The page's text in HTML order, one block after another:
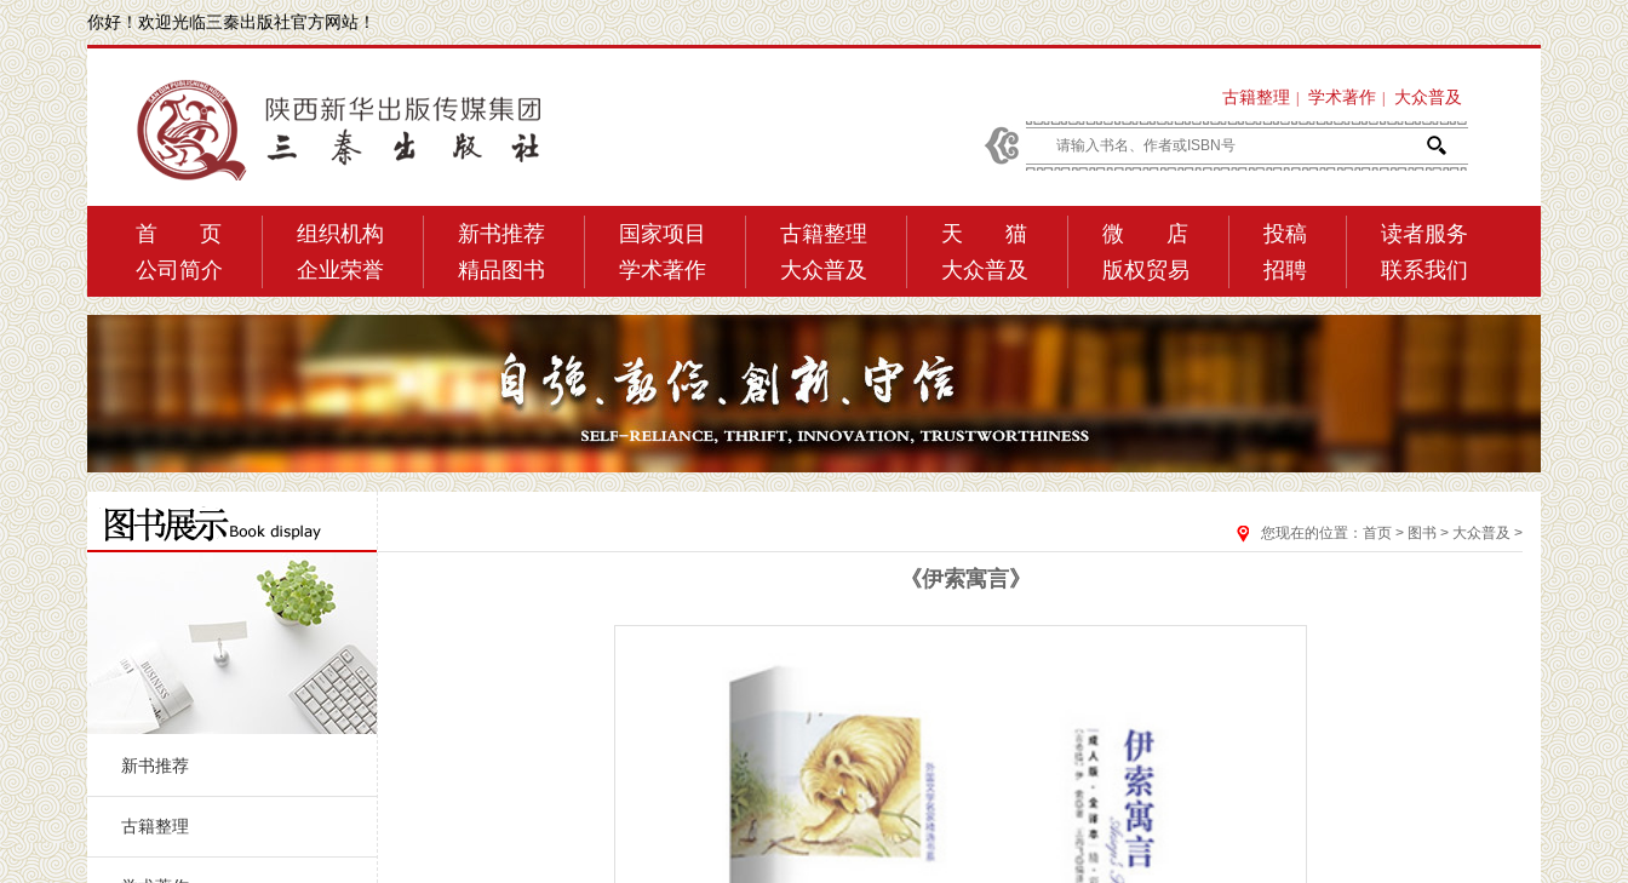
你好！欢迎光临三秦出版社官方网站！
古籍整理 学术著作 大众普及
首 页
公司简介
组织机构
企业荣誉
新书推荐
精品图书
国家项目
学术著作
古籍整理
大众普及
天 猫
大众普及
微 店
版权贸易
投稿
招聘
读者服务
联系我们
新书推荐
古籍整理
您现在的位置： 首页 > 图书 > 大众普及 >
《伊索寓言》